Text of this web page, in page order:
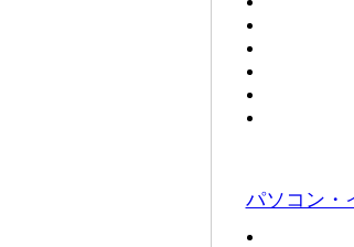
パソコン・